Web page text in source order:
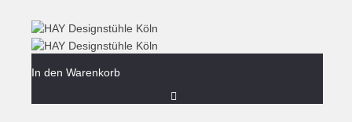
In den Warenkorb